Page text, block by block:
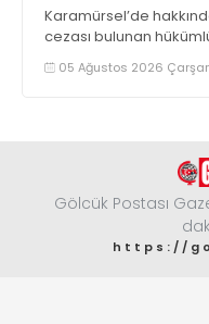
Karamürsel’de
cezası bulunan
05 Ağustos 2026
Gölcük Postası
https://